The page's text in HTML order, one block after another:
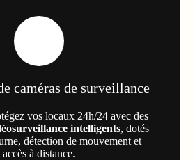
caméras de surveillance
vos locaux 24h/24 avec des
intelligents, dotés
détection de mouvement et
accès à distance.